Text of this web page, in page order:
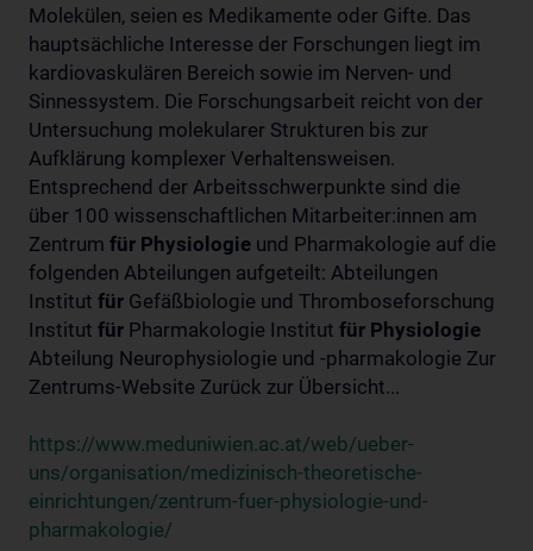
Molekülen, seien es Medikamente oder Gifte. Das
hauptsächliche Interesse der Forschungen liegt im
kardiovaskulären Bereich sowie im Nerven- und
Sinnessystem. Die Forschungsarbeit reicht von der
Untersuchung molekularer Strukturen bis zur
Aufklärung komplexer Verhaltensweisen.
Entsprechend der Arbeitsschwerpunkte sind die
über 100 wissenschaftlichen Mitarbeiter:innen am
Zentrum für Physiologie und Pharmakologie auf die
folgenden Abteilungen aufgeteilt: Abteilungen
Institut für Gefäßbiologie und Thromboseforschung
Institut für Pharmakologie Institut für Physiologie
Abteilung Neurophysiologie und -pharmakologie Zur
Zentrums-Website Zurück zur Übersicht...
https://www.meduniwien.ac.at/web/ueber-
uns/organisation/medizinisch-theoretische-
einrichtungen/zentrum-fuer-physiologie-und-
pharmakologie/